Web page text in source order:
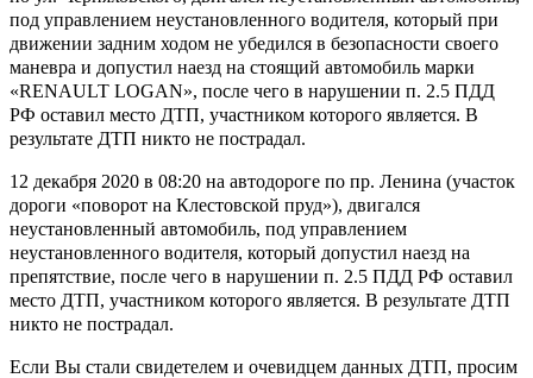
под управлением неустановленного водителя, который при
движении задним ходом не убедился в безопасности своего
маневра и допустил наезд на стоящий автомобиль марки
«RENAULT LOGAN», после чего в нарушении п. 2.5 ПДД
РФ оставил место ДТП, участником которого является. В
результате ДТП никто не пострадал.
12 декабря 2020 в 08:20 на автодороге по пр. Ленина (участок
дороги «поворот на Клестовской пруд»), двигался
неустановленный автомобиль, под управлением
неустановленного водителя, который допустил наезд на
препятствие, после чего в нарушении п. 2.5 ПДД РФ оставил
место ДТП, участником которого является. В результате ДТП
никто не пострадал.
Если Вы стали свидетелем и очевидцем данных ДТП, просим